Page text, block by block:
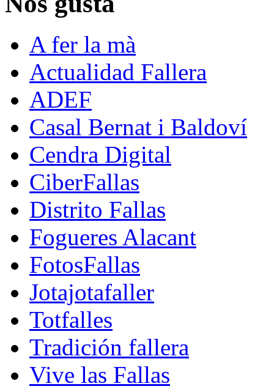
A fer la mà
Actualidad Fallera
ADEF
Casal Bernat i Baldoví
Cendra Digital
CiberFallas
Distrito Fallas
Fogueres Alacant
FotosFallas
Jotajotafaller
Totfalles
Tradición fallera
Vive las Fallas